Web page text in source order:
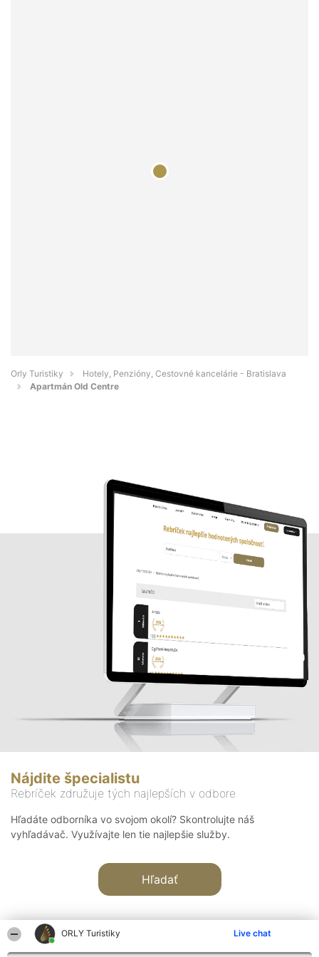
ORLY Turistiky Live chat
Orly Turistiky
Hotely, Penzióny, Cestovné kancelárie - Bratislava
Apartmán Old Centre
Nájdite špecialistu
Rebríček združuje tých najlepších v odbore
Hľadáte odborníka vo svojom okolí? Skontrolujte náš
vyhľadávač. Využívajte len tie najlepšie služby.
Hľadať